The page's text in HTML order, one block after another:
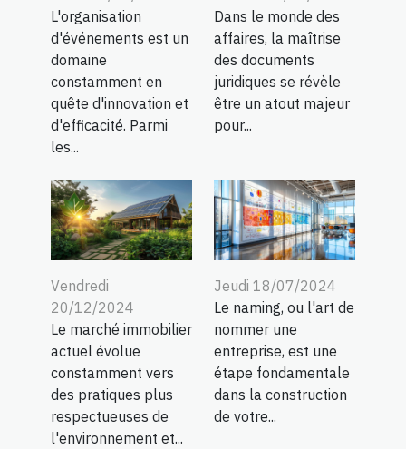
L'organisation
d'événements est un
domaine
constamment en
quête d'innovation et
d'efficacité. Parmi
les...
Dans le monde des
affaires, la maîtrise
des documents
juridiques se révèle
être un atout majeur
pour...
Vendredi
20/12/2024
Le marché immobilier
actuel évolue
constamment vers
des pratiques plus
respectueuses de
l'environnement et...
Jeudi 18/07/2024
Le naming, ou l'art de
nommer une
entreprise, est une
étape fondamentale
dans la construction
de votre...